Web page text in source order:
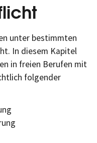
unter bestimmten
In diesem Kapitel
in freien Berufen mit
folgender